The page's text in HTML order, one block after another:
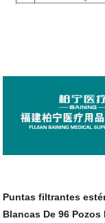
Puntas filtrantes
Blancas De 96 Pozos